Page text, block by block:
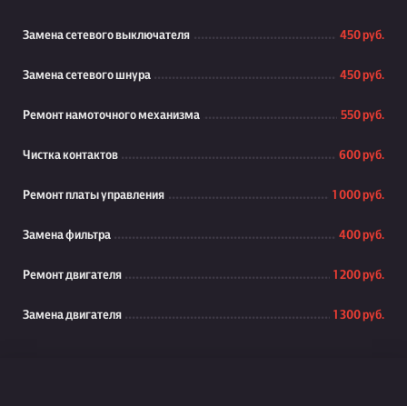
Замена сетевого выключателя 450 руб.
Замена сетевого шнура 450 руб.
Ремонт намоточного механизма 550 руб.
Чистка контактов 600 руб.
Ремонт платы управления 1 000 руб.
Замена фильтра 400 руб.
Ремонт двигателя 1 200 руб.
Замена двигателя 1 300 руб.